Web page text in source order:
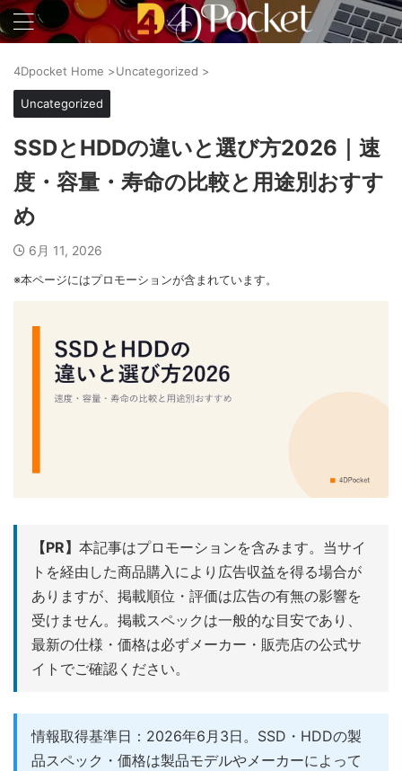
4Dpocket Home >Uncategorized >
Uncategorized
SSDとHDDの違いと選び方2026｜速
度・容量・寿命の比較と用途別おすす
め
6月 11, 2026
※本ページにはプロモーションが含まれています。
【PR】 本記事はプロモーションを含みます。当サイ
トを経由した商品購入により広告収益を得る場合が
ありますが、掲載順位・評価は広告の有無の影響を
受けません。掲載スペックは一般的な目安であり、
最新の仕様・価格は必ずメーカー・販売店の公式サ
イトでご確認ください。
情報取得基準日：2026年6月3日。SSD・HDDの製
品スペック・価格は製品モデルやメーカーによって